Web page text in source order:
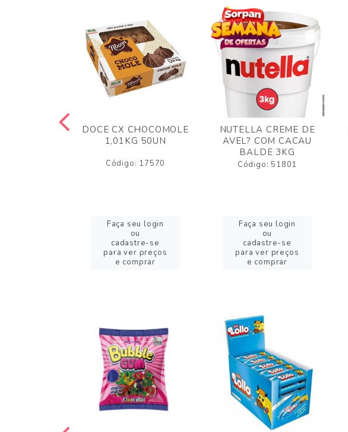
DOCE CX CHOCOMOLE
1,01KG 50UN
Código: 17570
Faça seu login
ou
cadastre-se
para ver preços
e comprar
NUTELLA CREME DE
AVEL? COM CACAU
BALDE 3KG
Código: 51801
Faça seu login
ou
cadastre-se
para ver preços
e comprar